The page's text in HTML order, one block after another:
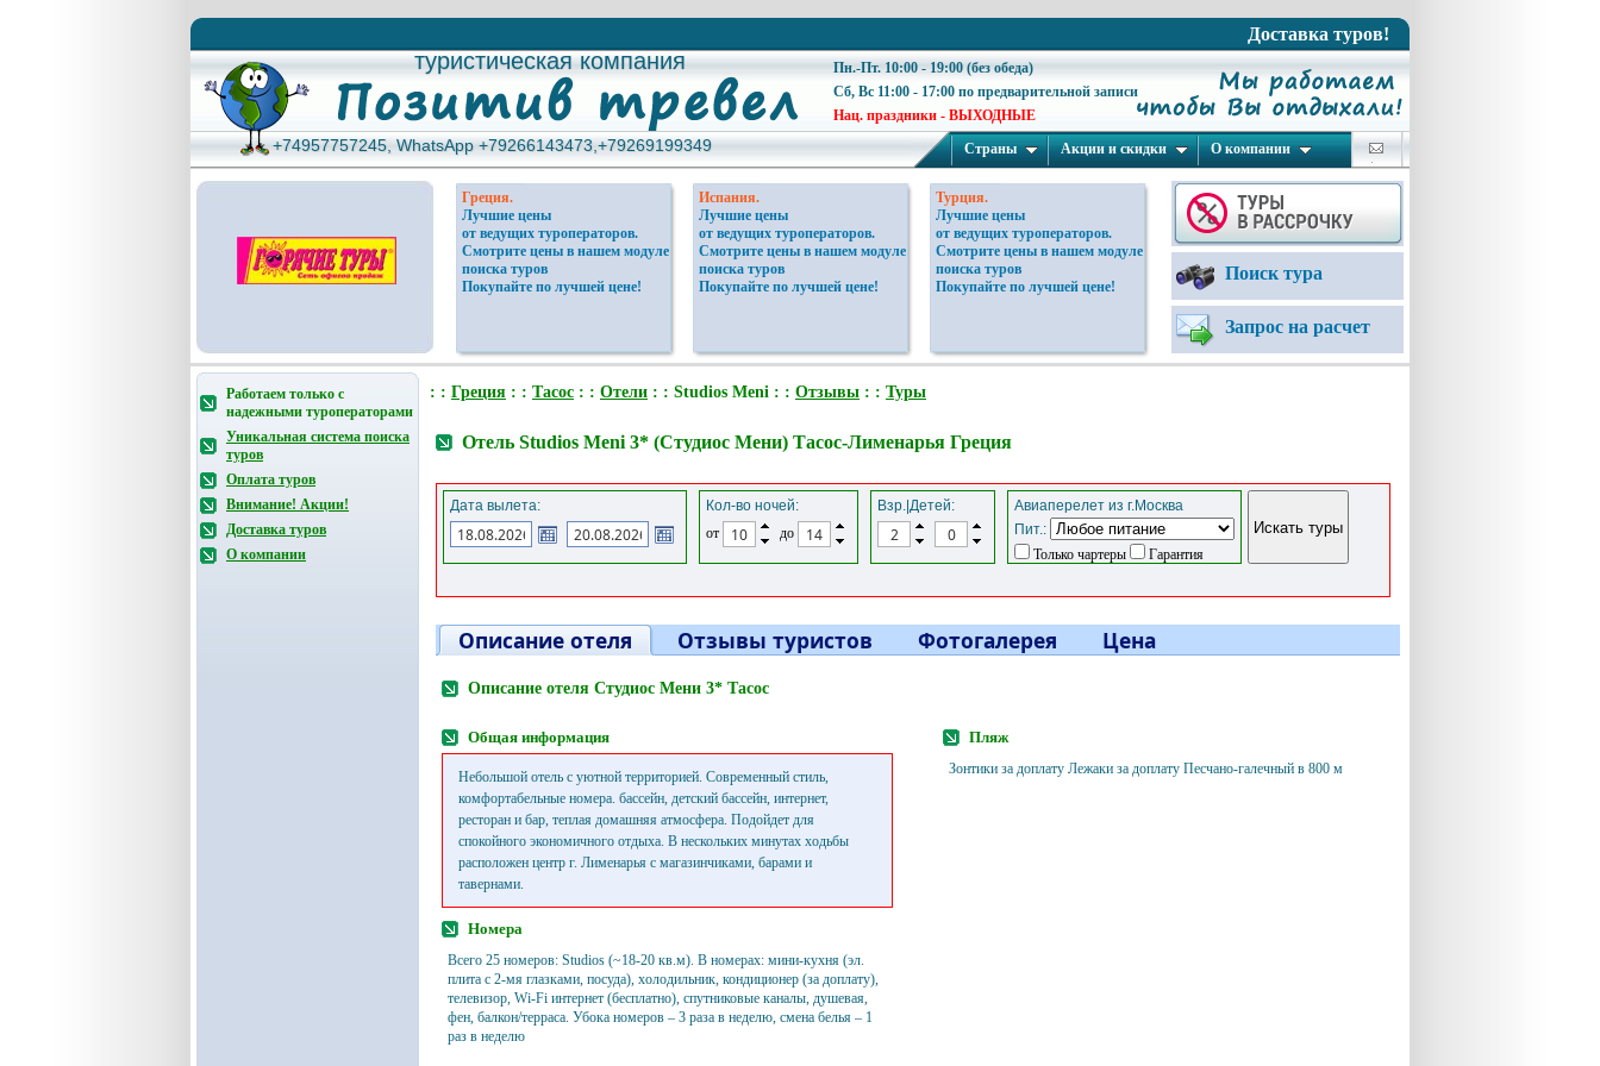
Доставка туров!
туристическая компания
туристическая компания
Пн.-Пт. 10:00 - 19:00 (без обеда)
Сб, Вс 11:00 - 17:00 по предварительной записи
Нац. праздники - ВЫХОДНЫЕ
+74957757245, WhatsApp +79266143473,+79269199349
+74957757245, WhatsApp +79266143473,+79269199349 Страны Акции и скидки О компании
Греция.
Лучшие цены
от ведущих туроператоров.
Смотрите цены в нашем модуле
поиска туров
Покупайте по лучшей цене!
Испания.
Лучшие цены
от ведущих туроператоров.
Смотрите цены в нашем модуле
поиска туров
Покупайте по лучшей цене!
Турция.
Лучшие цены
от ведущих туроператоров.
Смотрите цены в нашем модуле
поиска туров
Покупайте по лучшей цене!
Поиск тура
Запрос на расчет
Работаем только с
надежными туроператорами
Уникальная система поиска
туров
Оплата туров
Внимание! Акции!
Доставка туров
О компании
: : Греция : : Тасос : : Отели : : Studios Meni : : Отзывы : : Туры
Отель Studios Meni 3* (Студиос Мени) Тасос-Лименарья Греция
Дата вылета:
Кол-во ночей:
от
до
Взр.|Детей:
Авиаперелет из г.Москва
Пит.:
Только чартеры
Гарантия
Описание отеля Отзывы туристов Фотогалерея Цена
Описание отеля Студиос Мени 3* Тасос
Общая информация
Небольшой отель с уютной территорией. Современный стиль,
комфортабельные номера. бассейн, детский бассейн, интернет,
ресторан и бар, теплая домашняя атмосфера. Подойдет для
спокойного экономичного отдыха. В нескольких минутах ходьбы
расположен центр г. Лименарья с магазинчиками, барами и
тавернами.
Номера
Всего 25 номеров: Studios (~18-20 кв.м). В номерах: мини-кухня (эл.
плита с 2-мя глазками, посуда), холодильник, кондиционер (за доплату),
телевизор, Wi-Fi интернет (бесплатно), спутниковые каналы, душевая,
фен, балкон/терраса. Убока номеров – 3 раза в неделю, смена белья – 1
раз в неделю
Пляж
Зонтики за доплату Лежаки за доплату Песчано-галечный в 800 м